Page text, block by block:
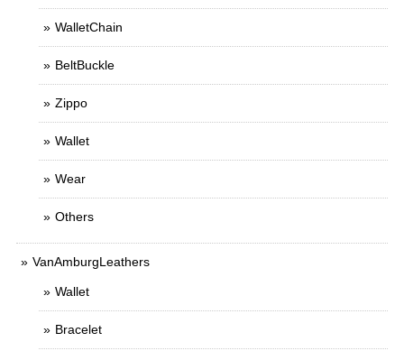
WalletChain
BeltBuckle
Zippo
Wallet
Wear
Others
VanAmburgLeathers
Wallet
Bracelet